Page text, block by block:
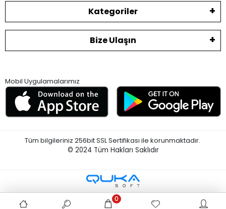
Kategoriler
Bize Ulaşın
Mobil Uygulamalarımız
Tüm bilgileriniz 256bit SSL Sertifikası ile korunmaktadır.
© 2024 Tüm Hakları Saklıdır
0